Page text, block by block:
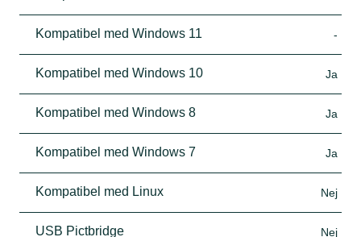
Kompatibel med Windows 11 -
Kompatibel med Windows 10 Ja
Kompatibel med Windows 8 Ja
Kompatibel med Windows 7 Ja
Kompatibel med Linux Nej
USB Pictbridge Nej